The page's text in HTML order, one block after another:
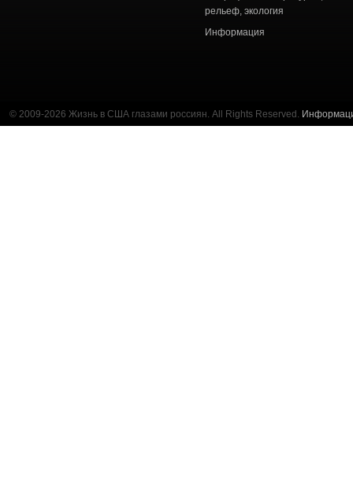
рельеф, экология
Информация
© 2009-2026 Жизнь в США глазами россиян. All Rights Reserved.